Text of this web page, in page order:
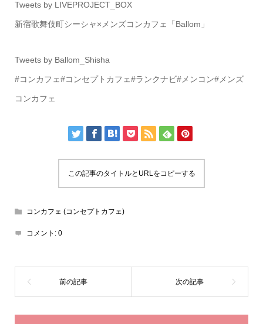
Tweets by LIVEPROJECT_BOX
新宿歌舞伎町シーシャ×メンズコンカフェ「Ballom」
Tweets by Ballom_Shisha
#コンカフェ#コンセプトカフェ#ランクナビ#メンコン#メンズ
コンカフェ
この記事のタイトルとURLをコピーする
コンカフェ (コンセプトカフェ)
コメント: 0